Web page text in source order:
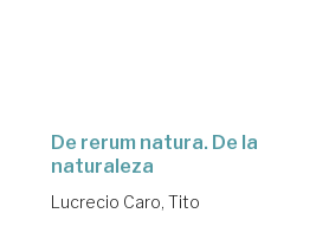
De rerum natura. De la
naturaleza
Lucrecio Caro, Tito